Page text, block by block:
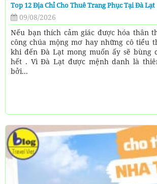
Top 12 Địa Chỉ Cho Thuê Trang Phục Tại Đà Lạt
09/08/2026
Nếu bạn thích cảm giác được hóa thân
công chúa mộng mơ hay những cô tiểu
khi đến Đà Lạt mong muốn ấy sẽ bùng
hết . Vì Đà Lạt được mệnh danh là
bởi...